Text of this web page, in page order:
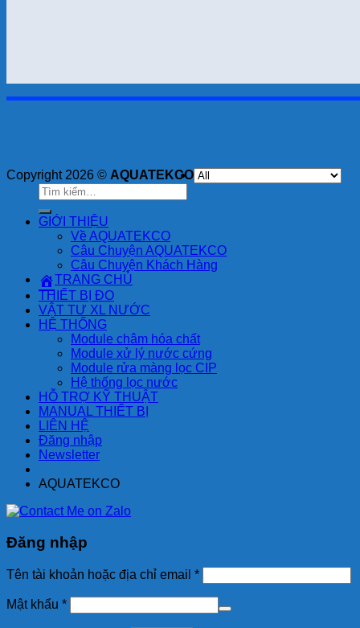
Copyright 2026 © AQUATEKCO
Tìm
kiếm:
GIỚI THIỆU
Về AQUATEKCO
Câu Chuyện AQUATEKCO
Câu Chuyện Khách Hàng
TRANG CHỦ
THIẾT BỊ ĐO
VẬT TƯ XL NƯỚC
HỆ THỐNG
Module châm hóa chất
Module xử lý nước cứng
Module rửa màng lọc CIP
Hệ thống lọc nước
HỖ TRỢ KỸ THUẬT
MANUAL THIẾT BỊ
LIÊN HỆ
Đăng nhập
Newsletter
AQUATEKCO
Đăng nhập
Tên tài khoản hoặc địa chỉ email *
Mật khẩu *